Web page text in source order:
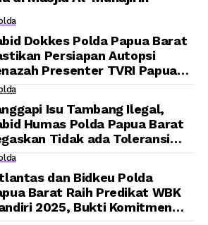
Dokkes Polda Papua Barat
Persiapan Autopsi
Presenter TVRI Papua
Yanto Idorway Telah
Kamis
Isu Tambang Ilegal,
Humas Polda Papua Barat
Tidak ada Toleransi
Oknum Anggota
dan Bidkeu Polda
Barat Raih Predikat WBK
2025, Bukti Komitmen